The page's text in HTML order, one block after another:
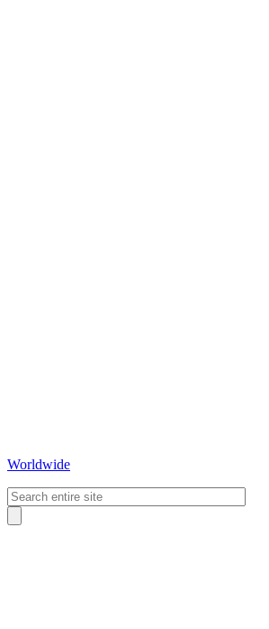
Worldwide